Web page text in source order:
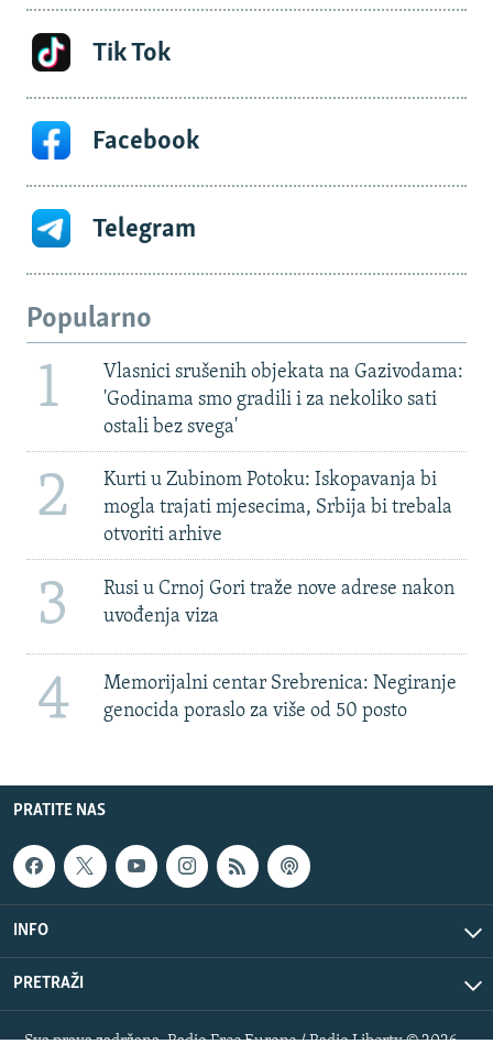
Tik Tok
Facebook
Telegram
Popularno
1
Vlasnici srušenih objekata na Gazivodama:
'Godinama smo gradili i za nekoliko sati
ostali bez svega'
2
Kurti u Zubinom Potoku: Iskopavanja bi
mogla trajati mjesecima, Srbija bi trebala
otvoriti arhive
3
Rusi u Crnoj Gori traže nove adrese nakon
uvođenja viza
4
Memorijalni centar Srebrenica: Negiranje
genocida poraslo za više od 50 posto
PRATITE NAS
INFO
PRETRAŽI
Sva prava zadržana. Radio Free Europe / Radio Liberty © 2026